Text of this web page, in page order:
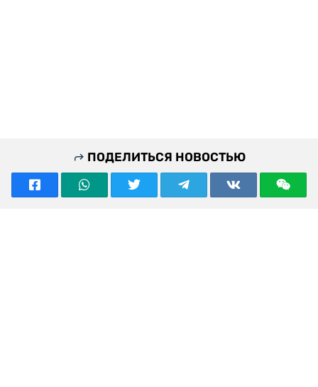
ПОДЕЛИТЬСЯ НОВОСТЬЮ